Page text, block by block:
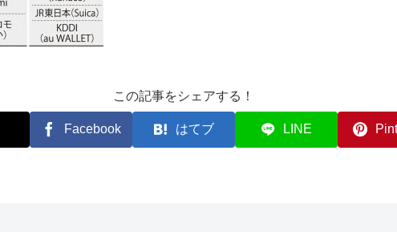
この記事をシェアする！
Facebook はてブ LINE